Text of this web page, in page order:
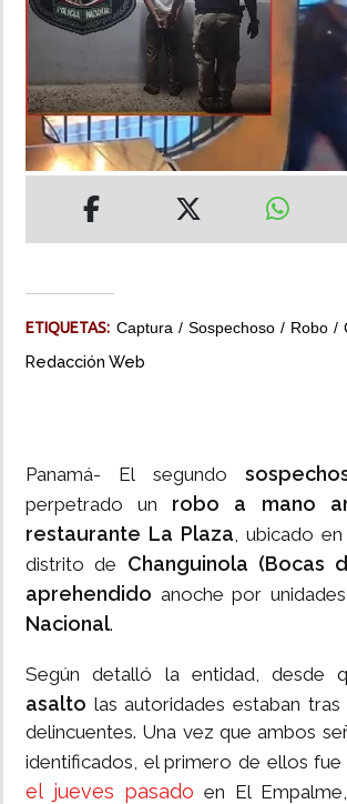
MULTIMEDIA
IMPRESO
ETIQUETAS: Captura Sospechoso Robo
Redacción Web
Panamá- El segundo
perpetrado un robo a mano
restaurante La Plaza, ubicado en
distrito de Changuinola (Bocas
aprehendido anoche por
Nacional.
Según detalló la entidad, desde
asalto las autoridades estaban
delincuentes. Una vez que ambos
identificados, el primero de ellos fue
el jueves pasado en El